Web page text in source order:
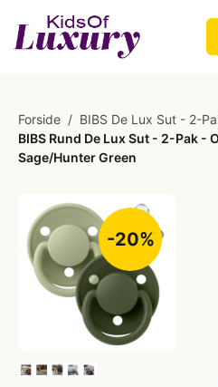
Forside / BIBS De Lux Sut - 2-
BIBS Rund De Lux Sut - 2-Pak -
Sage/Hunter Green
-20%